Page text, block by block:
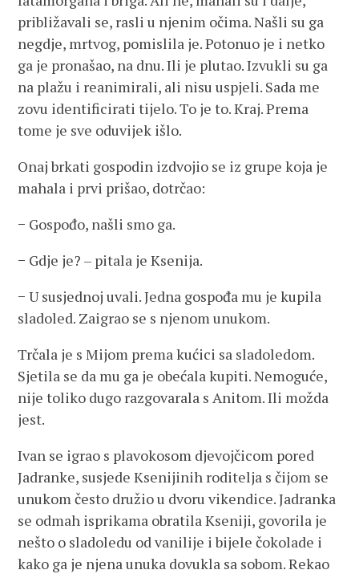
približavali se, rasli u njenim očima. Našli su ga
negdje, mrtvog, pomislila je. Potonuo je i netko
ga je pronašao, na dnu. Ili je plutao. Izvukli su ga
na plažu i reanimirali, ali nisu uspjeli. Sada me
zovu identificirati tijelo. To je to. Kraj. Prema
tome je sve oduvijek išlo.
Onaj brkati gospodin izdvojio se iz grupe koja je
mahala i prvi prišao, dotrčao:
− Gospođo, našli smo ga.
− Gdje je? – pitala je Ksenija.
− U susjednoj uvali. Jedna gospođa mu je kupila
sladoled. Zaigrao se s njenom unukom.
Trčala je s Mijom prema kućici sa sladoledom.
Sjetila se da mu ga je obećala kupiti. Nemoguće,
nije toliko dugo razgovarala s Anitom. Ili možda
jest.
Ivan se igrao s plavokosom djevojčicom pored
Jadranke, susjede Ksenijinih roditelja s čijom se
unukom često družio u dvoru vikendice. Jadranka
se odmah isprikama obratila Kseniji, govorila je
nešto o sladoledu od vanilije i bijele čokolade i
kako ga je njena unuka dovukla sa sobom. Rekao